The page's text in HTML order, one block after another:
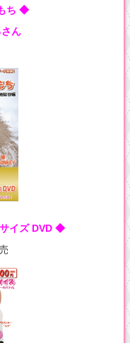
ち ◆
ん
イズ DVD ◆